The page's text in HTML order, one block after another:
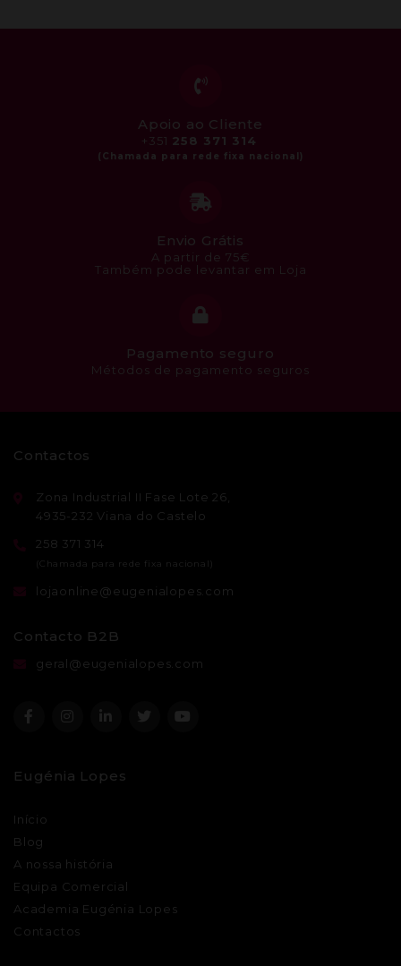
Apoio ao Cliente
+351 258 371 314
Envio Grátis
A partir de 75€
Também pode levantar em Loja
Pagamento seguro
Métodos de pagamento seguros
Contactos
Zona Industrial II Fase Lote 26,
4935-232 Viana do Castelo
258 371 314
lojaonline@eugenialopes.com
Contacto B2B
geral@eugenialopes.com
Eugénia Lopes
Início
Blog
A nossa história
Equipa Comercial
Academia Eugénia Lopes
Contactos